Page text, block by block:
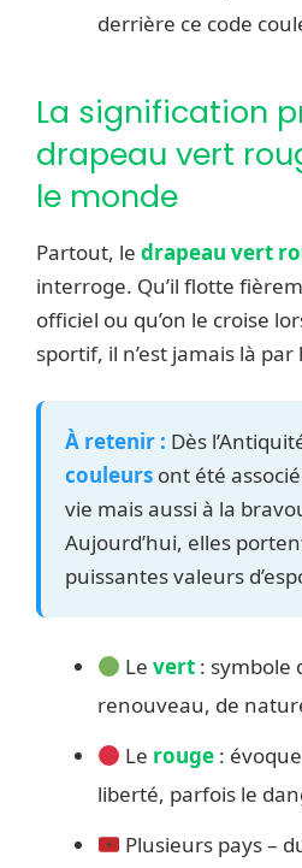
derrière ce code
La signification
drapeau vert
le monde
Partout, le drapeau vert
interroge. Qu’il flotte
officiel ou qu’on le croise
sportif, il n’est jamais là par
À retenir : Dès
couleurs ont été
vie mais aussi à la
Aujourd’hui, elles
puissantes valeurs
Levert : symbole
renouveau, de
Le rouge :
liberté, parfois le
Plusieurs pays –